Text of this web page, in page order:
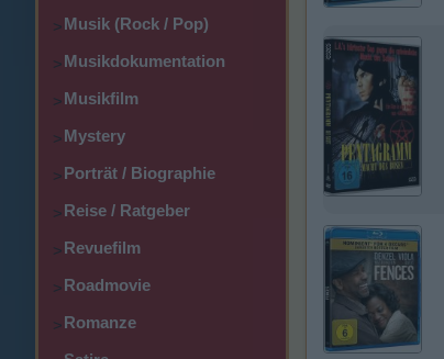
>Musik (Rock / Pop)
>Musikdokumentation
>Musikfilm
>Mystery
>Porträt / Biographie
>Reise / Ratgeber
>Revuefilm
>Roadmovie
>Romanze